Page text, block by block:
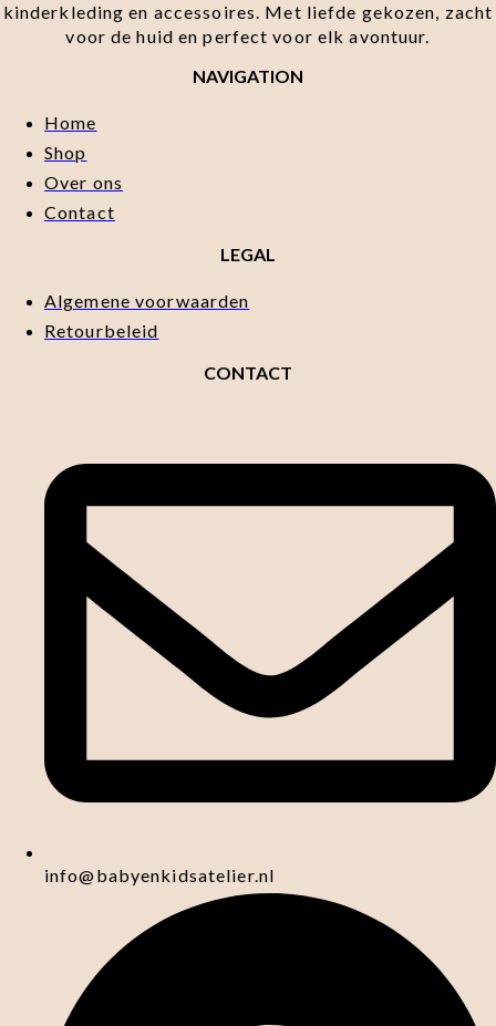
kinderkleding en accessoires. Met liefde gekozen, zacht
voor de huid en perfect voor elk avontuur.
NAVIGATION
Home
Shop
Over ons
Contact
LEGAL
Algemene voorwaarden
Retourbeleid
CONTACT
info@babyenkidsatelier.nl